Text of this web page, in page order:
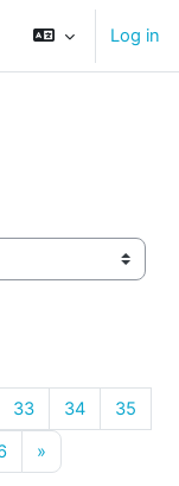
Log in
32
33Page 33
34Page 34
35
Page 296
»